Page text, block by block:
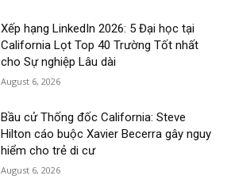
Xếp hạng LinkedIn 2026: 5 Đại học tại
California Lọt Top 40 Trường Tốt nhất
cho Sự nghiệp Lâu dài
August 6, 2026
Bầu cử Thống đốc California: Steve
Hilton cáo buộc Xavier Becerra gây nguy
hiểm cho trẻ di cư
August 6, 2026